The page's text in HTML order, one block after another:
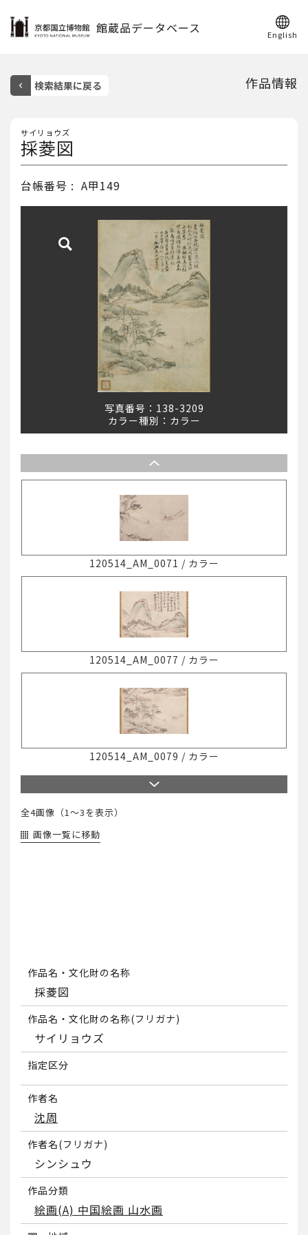
館蔵品データベース English
作品情報
サイリョウズ
採菱図
台帳番号 A甲149
写真番号： 138-3209
カラー種別： カラー
120514_AM_0071 / カラー
120514_AM_0077 / カラー
120514_AM_0079 / カラー
全4画像（1～3 を表示）
画像一覧に移動
作品名・文化財の名称
採菱図
作品名・文化財の名称(フリガナ)
サイリョウズ
指定区分
作者名
沈周
作者名(フリガナ)
シンシュウ
作品分類
絵画(A) 中国絵画 山水画